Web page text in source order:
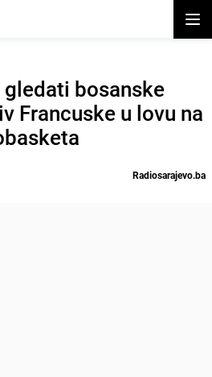
gledati bosanske
Francuske u lovu na
Radiosarajevo.ba